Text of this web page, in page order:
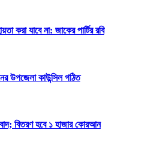
করা যাবে না: জাকের পার্টির রবি
উপজেলা কাউন্সিল গঠিত
বিতরণ হবে ১ হাজার কোরআন